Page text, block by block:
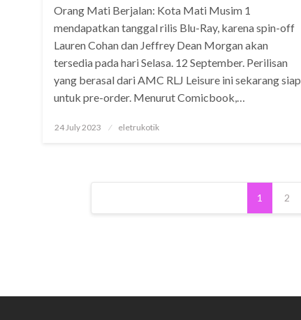
Orang Mati Berjalan: Kota Mati Musim 1
mendapatkan tanggal rilis Blu-Ray, karena spin-off
Lauren Cohan dan Jeffrey Dean Morgan akan
tersedia pada hari Selasa. 12 September. Perilisan
yang berasal dari AMC RLJ Leisure ini sekarang siap
untuk pre-order. Menurut Comicbook,…
Posted
24 July 2023 eletrukotik
Posts
1 2